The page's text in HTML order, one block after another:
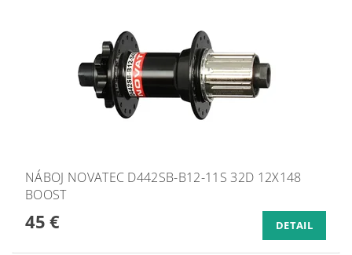
NÁBOJ NOVATEC D442SB-B12-11S 32D 12X148
BOOST
45 € DETAIL